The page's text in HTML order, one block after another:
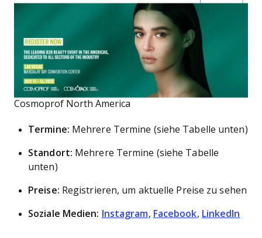
Cosmoprof North America
Termine: Mehrere Termine (siehe Tabelle unten)
Standort: Mehrere Termine (siehe Tabelle
unten)
Preise: Registrieren, um aktuelle Preise zu sehen
Soziale Medien: Instagram, Facebook, LinkedIn